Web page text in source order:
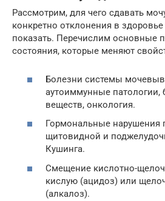
Рассмотрим, для чего сдавать
конкретно отклонения в
показать. Перечислим основные
состояния, которые меняют
Болезни системы
аутоиммунные патологии,
веществ, онкология.
Гормональные нарушения
щитовидной и
Кушинга.
Смещение кислотно-
кислую (ацидоз) или
(алкалоз).